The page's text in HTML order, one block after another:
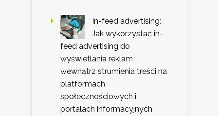
In-feed advertising:
Jak wykorzystać in-
feed advertising do
wyświetlania reklam
wewnątrz strumienia treści na
platformach
społecznościowych i
portalach informacyjnych